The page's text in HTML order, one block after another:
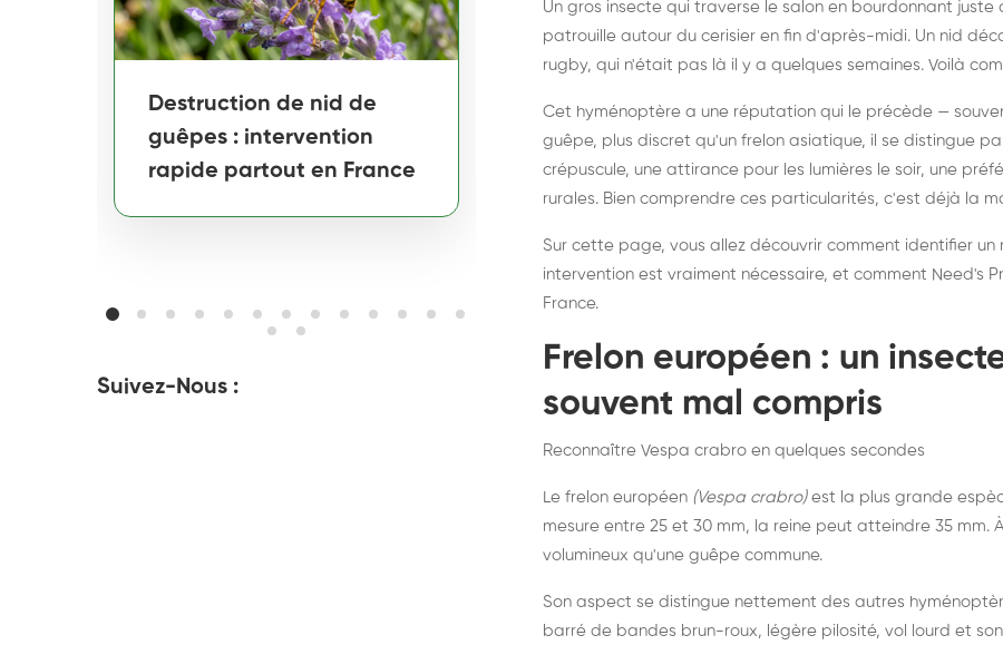
Destruction de nid de
guêpes : intervention
rapide partout en France
Destruction de nid de
frelons asiatiques :
intervention partout en
France
Suivez-Nous :
Un gros insecte qui traverse le salon en bourdonnant
patrouille autour du cerisier en fin d'après-midi. Un nid
rugby, qui n'était pas là il y a quelques semaines. Voilà
Cet hyménoptère a une réputation qui le précède —
guêpe, plus discret qu'un frelon asiatique, il se distingue
crépuscule, une attirance pour les lumières le soir, une
rurales. Bien comprendre ces particularités, c'est déjà la
Sur cette page, vous allez découvrir comment identifier
intervention est vraiment nécessaire, et comment Need's
France.
Frelon européen : un
souvent mal compris
Reconnaître Vespa crabro en quelques secondes
Le frelon européen (Vespa crabro)est la plus grande
mesure entre 25 et 30 mm, la reine peut atteindre 35 mm.
volumineux qu'une guêpe commune.
Son aspect se distingue nettement des autres
barré de bandes brun-roux, légère pilosité, vol lourd et